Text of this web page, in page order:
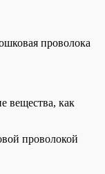
проволока
вещества, как
проволокой